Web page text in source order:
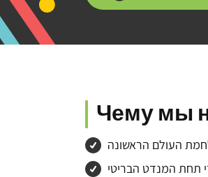
Чему мы
העולם הראשונה
תחת המנדט הבריטי